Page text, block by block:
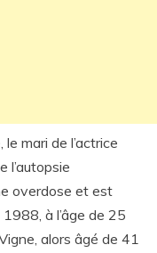
mari de l’actrice
l’autopsie
overdose et est
à l’âge de 25
alors âgé de 41